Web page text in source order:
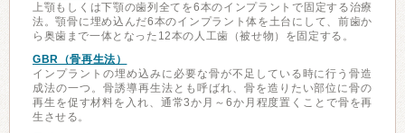
上顎もしくは下顎の歯列全てを6本のインプラントで固定する治療
法。顎骨に埋め込んだ6本のインプラント体を土台にして、前歯か
ら奥歯まで一体となった12本の人工歯（被せ物）を固定する。
GBR（骨再生法）
インプラントの埋め込みに必要な骨が不足している時に行う骨造
成法の一つ。骨誘導再生法とも呼ばれ、骨を造りたい部位に骨の
再生を促す材料を入れ、通常3か月～6か月程度置くことで骨を再
生させる。